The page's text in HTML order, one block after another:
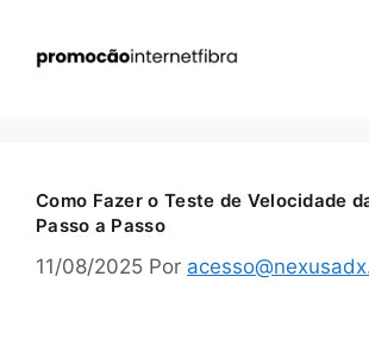
Como Fazer o Teste de Velocidade
Passo a Passo
11/08/2025 Por